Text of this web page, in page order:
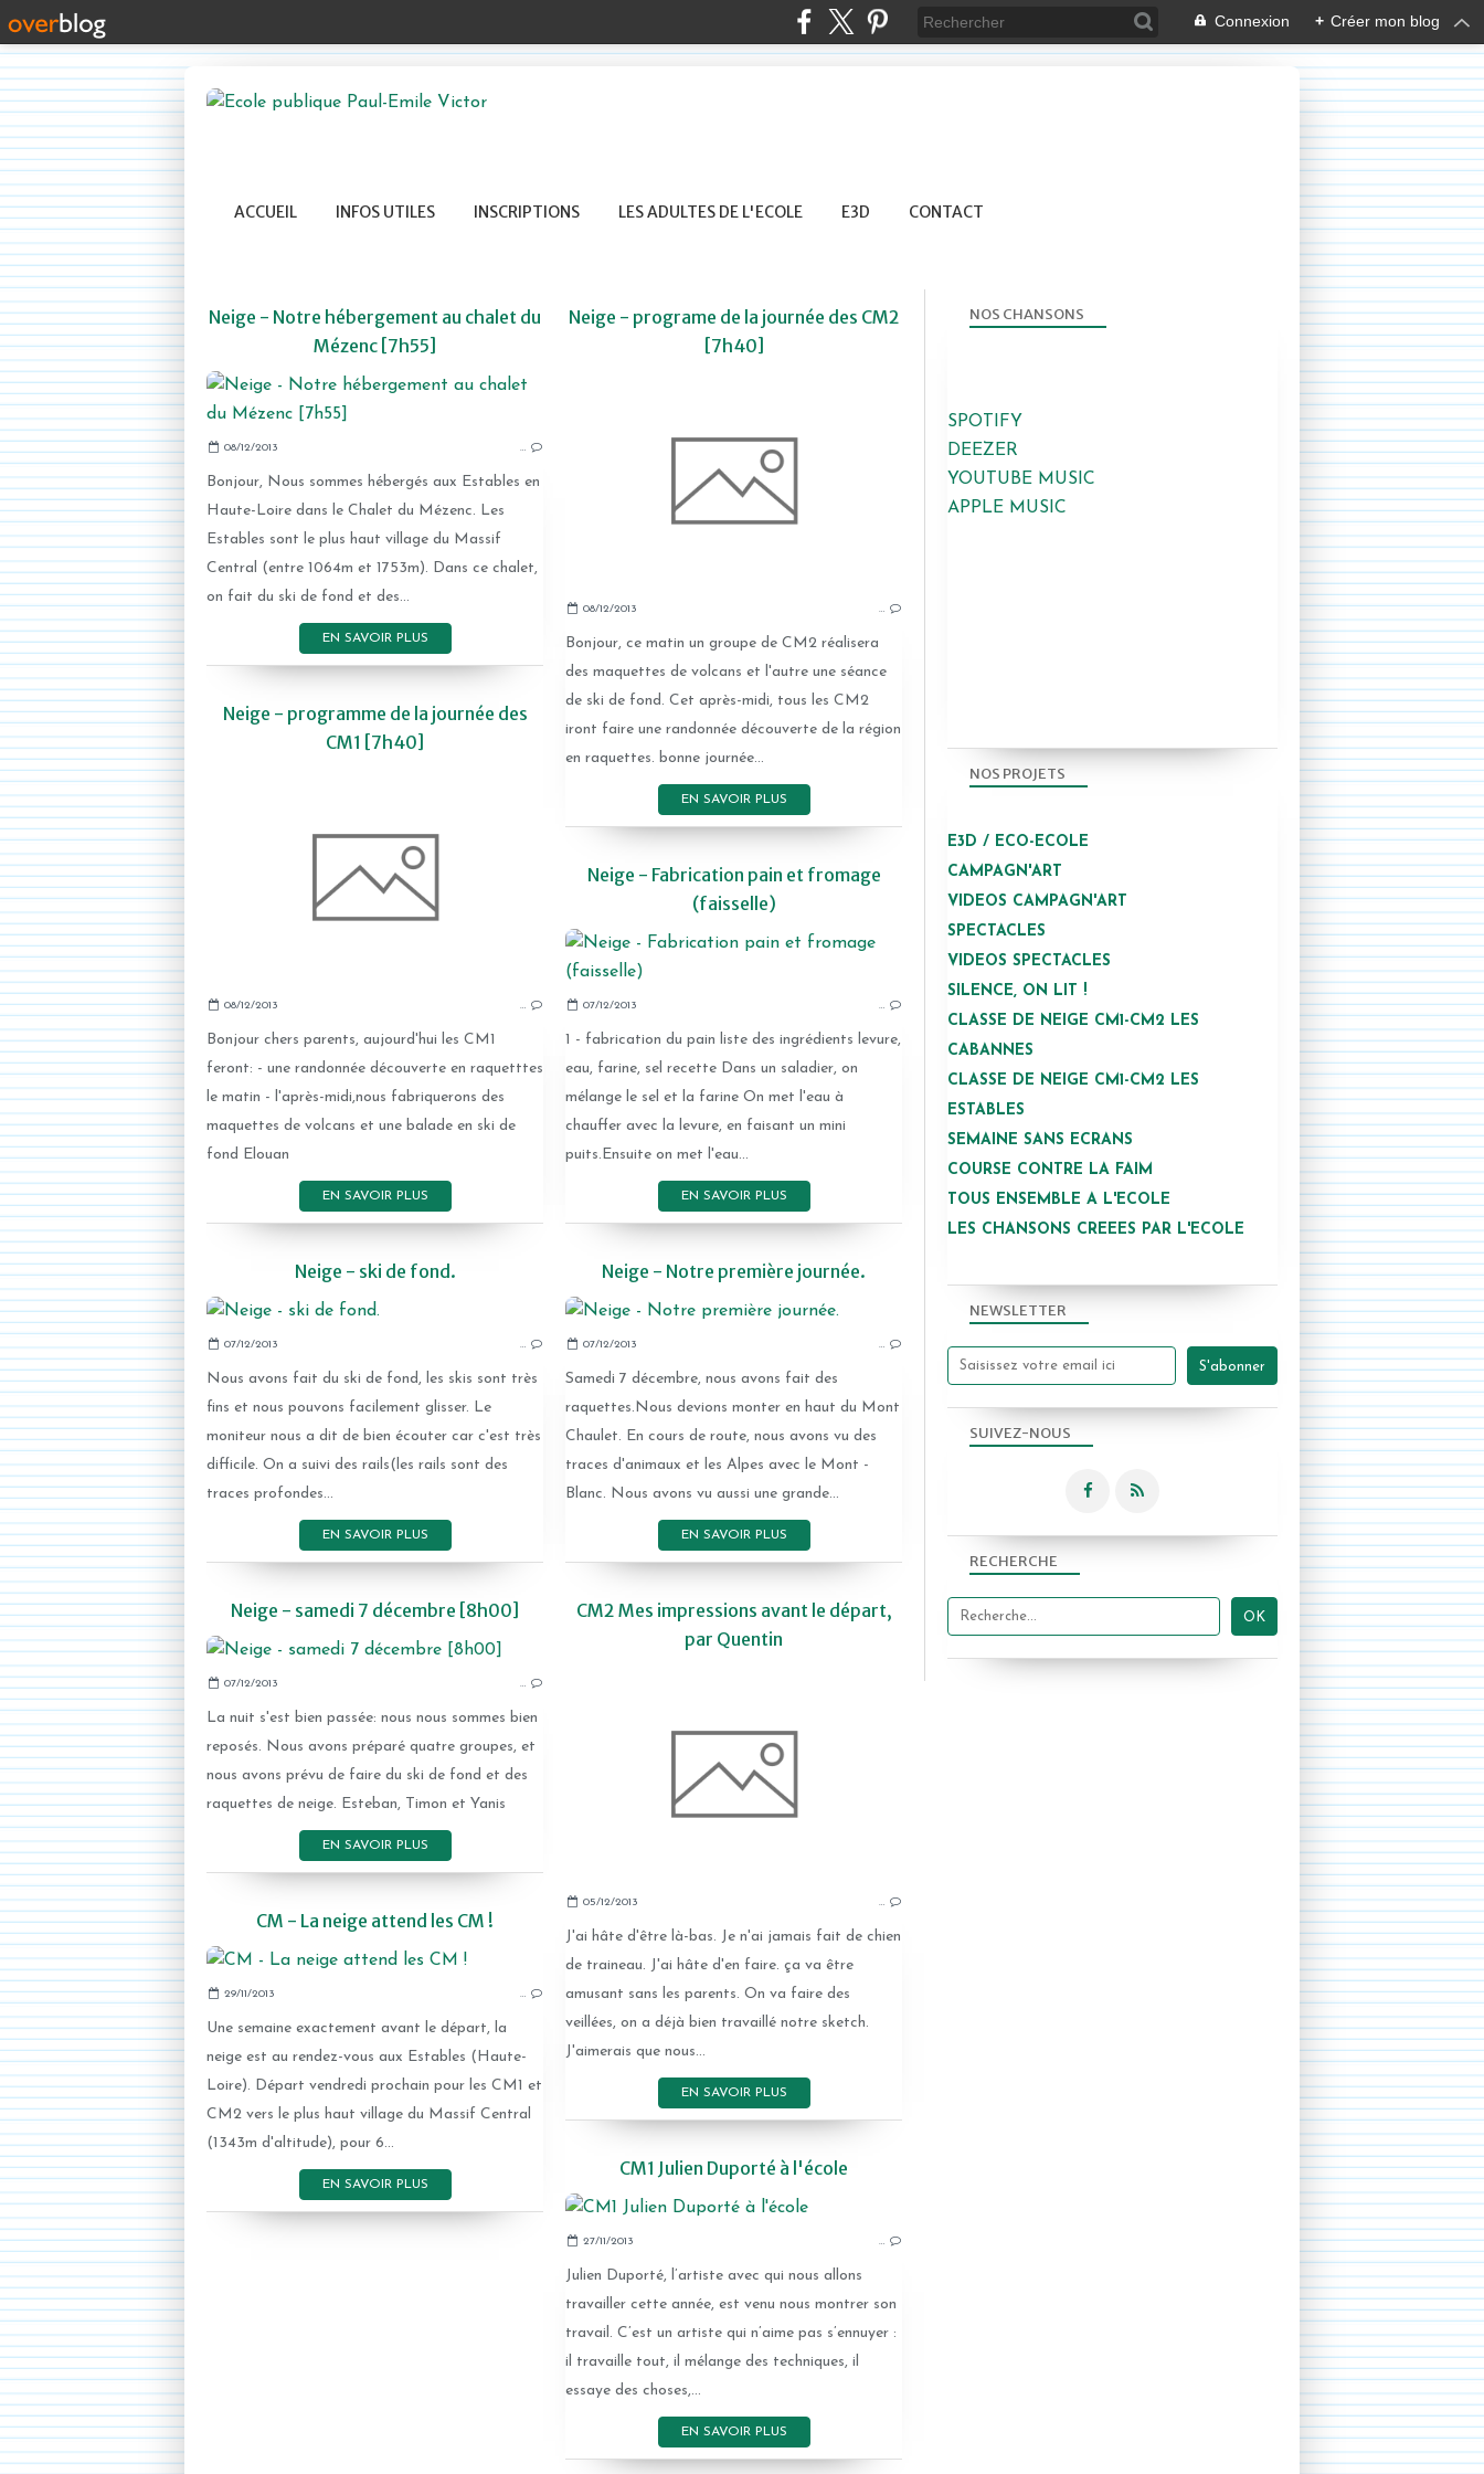
Connexion + Créer mon blog
ACCUEIL INFOS UTILES INSCRIPTIONS LES ADULTES DE L'ECOLE E3D CONTACT
Neige - Notre hébergement au chalet du
Mézenc [7h55]
08/12/2013 …
Bonjour, Nous sommes hébergés aux Estables en
Haute-Loire dans le Chalet du Mézenc. Les
Estables sont le plus haut village du Massif
Central (entre 1064m et 1753m). Dans ce chalet,
on fait du ski de fond et des...
EN SAVOIR PLUS
Neige - programe de la journée des CM2
[7h40]
08/12/2013 …
Bonjour, ce matin un groupe de CM2 réalisera
des maquettes de volcans et l'autre une séance
de ski de fond. Cet après-midi, tous les CM2
iront faire une randonnée découverte de la région
en raquettes. bonne journée...
EN SAVOIR PLUS
Neige - programme de la journée des
CM1 [7h40]
2013-2014
08/12/2013 …
Bonjour chers parents, aujourd'hui les CM1
feront: - une randonnée découverte en raquetttes
le matin - l'après-midi,nous fabriquerons des
maquettes de volcans et une balade en ski de
fond Elouan
EN SAVOIR PLUS
Neige - Fabrication pain et fromage
(faisselle)
07/12/2013 …
1 - fabrication du pain liste des ingrédients levure,
eau, farine, sel recette Dans un saladier, on
mélange le sel et la farine On met l'eau à
chauffer avec la levure, en faisant un mini
puits.Ensuite on met l'eau...
EN SAVOIR PLUS
Neige - ski de fond.
2013-2014
07/12/2013 …
Nous avons fait du ski de fond, les skis sont très
fins et nous pouvons facilement glisser. Le
moniteur nous a dit de bien écouter car c'est très
difficile. On a suivi des rails(les rails sont des
traces profondes...
EN SAVOIR PLUS
Neige - Notre première journée.
07/12/2013 …
Samedi 7 décembre, nous avons fait des
raquettes.Nous devions monter en haut du Mont
Chaulet. En cours de route, nous avons vu des
traces d'animaux et les Alpes avec le Mont -
Blanc. Nous avons vu aussi une grande...
EN SAVOIR PLUS
Neige - samedi 7 décembre [8h00]
07/12/2013 …
La nuit s'est bien passée: nous nous sommes bien
reposés. Nous avons préparé quatre groupes, et
nous avons prévu de faire du ski de fond et des
raquettes de neige. Esteban, Timon et Yanis
EN SAVOIR PLUS
CM2 Mes impressions avant le départ,
par Quentin
05/12/2013 …
J'ai hâte d'être là-bas. Je n'ai jamais fait de chien
de traineau. J'ai hâte d'en faire. ça va être
amusant sans les parents. On va faire des
veillées, on a déjà bien travaillé notre sketch.
J'aimerais que nous...
EN SAVOIR PLUS
CM - La neige attend les CM !
2013-2014
29/11/2013 …
Une semaine exactement avant le départ, la
neige est au rendez-vous aux Estables (Haute-
Loire). Départ vendredi prochain pour les CM1 et
CM2 vers le plus haut village du Massif Central
(1343m d'altitude), pour 6...
EN SAVOIR PLUS
CM1 Julien Duporté à l'école
27/11/2013 …
Julien Duporté, l’artiste avec qui nous allons
travailler cette année, est venu nous montrer son
travail. C’est un artiste qui n’aime pas s’ennuyer :
il travaille tout, il mélange des techniques, il
essaye des choses,...
EN SAVOIR PLUS
NEWSLETTER
SUIVEZ-NOUS
RECHERCHE
NOS CHANSONS
SPOTIFY
DEEZER
YOUTUBE MUSIC
APPLE MUSIC
NOS PROJETS
E3D / ECO-ECOLE
CAMPAGN'ART
VIDEOS CAMPAGN'ART
SPECTACLES
VIDEOS SPECTACLES
SILENCE, ON LIT !
CLASSE DE NEIGE CM1-CM2 LES
CABANNES
CLASSE DE NEIGE CM1-CM2 LES
ESTABLES
SEMAINE SANS ECRANS
COURSE CONTRE LA FAIM
TOUS ENSEMBLE A L'ECOLE
LES CHANSONS CREEES PAR L'ECOLE